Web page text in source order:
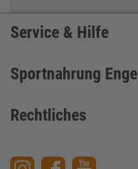
Service & Hilfe
Sportnahrung Engel
Rechtliches